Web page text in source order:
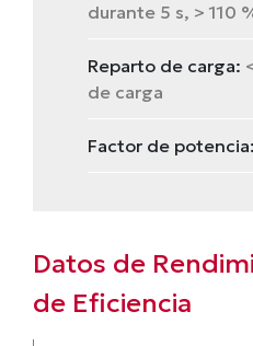
durante 5 s, > 110
Reparto de carga:
de carga
Factor de potencia:
Datos de
de Eficiencia